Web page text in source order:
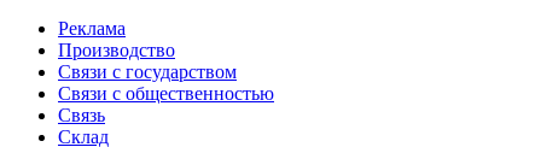
Реклама
Производство
Связи с государством
Связи с общественностью
Связь
Склад